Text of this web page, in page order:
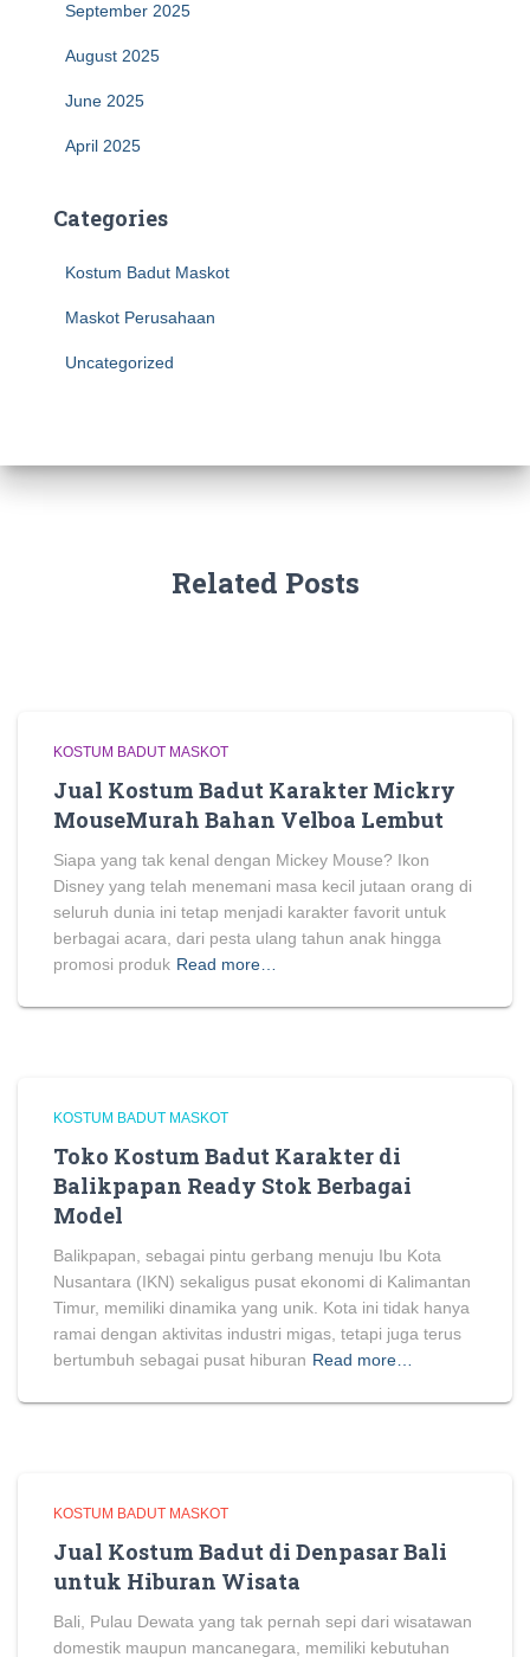
September 2025
August 2025
June 2025
April 2025
Categories
Kostum Badut Maskot
Maskot Perusahaan
Uncategorized
Related Posts
KOSTUM BADUT MASKOT
Jual Kostum Badut Karakter Mickry
MouseMurah Bahan Velboa Lembut
Siapa yang tak kenal dengan Mickey Mouse? Ikon
Disney yang telah menemani masa kecil jutaan orang di
seluruh dunia ini tetap menjadi karakter favorit untuk
berbagai acara, dari pesta ulang tahun anak hingga
promosi produk Read more…
KOSTUM BADUT MASKOT
Toko Kostum Badut Karakter di
Balikpapan Ready Stok Berbagai
Model
Balikpapan, sebagai pintu gerbang menuju Ibu Kota
Nusantara (IKN) sekaligus pusat ekonomi di Kalimantan
Timur, memiliki dinamika yang unik. Kota ini tidak hanya
ramai dengan aktivitas industri migas, tetapi juga terus
bertumbuh sebagai pusat hiburan Read more…
KOSTUM BADUT MASKOT
Jual Kostum Badut di Denpasar Bali
untuk Hiburan Wisata
Bali, Pulau Dewata yang tak pernah sepi dari wisatawan
domestik maupun mancanegara, memiliki kebutuhan